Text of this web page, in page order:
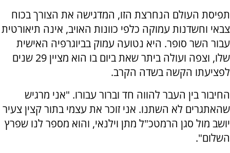
תפיסת העולם הנחרצת הזו, המדגישה את הצורך בכוח
צבאי וחשדנות עמוקה כלפי כוונות האויב, אינה תיאורטית
עבור השר סופר. היא נטועה עמוק בביוגרפיה האישית
שלו, וצפה ועולה ביתר שאת ביום בו הוא מציין 29 שנים
לפציעתו הקשה בשדה הקרב.
החיבור בין העבר להווה חד וברור עבורו. "אני מרגיש
שהאתגרים לא השתנו. אני זוכר את עצמי בתור קצין צעיר
יושב מול סגן הרמטכ"ל מתן וילנאי, והוא מספר לנו שפרץ
השלום".